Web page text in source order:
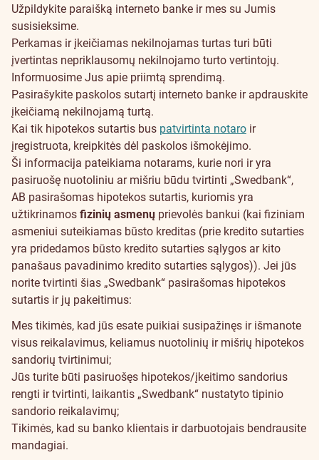
Užpildykite paraišką interneto banke ir mes su Jumis
susisieksime.
Perkamas ir įkeičiamas nekilnojamas turtas turi būti
įvertintas nepriklausomų nekilnojamo turto vertintojų.
Informuosime Jus apie priimtą sprendimą.
Pasirašykite paskolos sutartį interneto banke ir apdrauskite
įkeičiamą nekilnojamą turtą.
Kai tik hipotekos sutartis bus patvirtinta notaro ir
įregistruota, kreipkitės dėl paskolos išmokėjimo.
Ši informacija pateikiama notarams, kurie nori ir yra
pasiruošę nuotoliniu ar mišriu būdu tvirtinti „Swedbank“,
AB pasirašomas hipotekos sutartis, kuriomis yra
užtikrinamos fizinių asmenų prievolės bankui (kai fiziniam
asmeniui suteikiamas būsto kreditas (prie kredito sutarties
yra pridedamos būsto kredito sutarties sąlygos ar kito
panašaus pavadinimo kredito sutarties sąlygos)). Jei jūs
norite tvirtinti šias „Swedbank“ pasirašomas hipotekos
sutartis ir jų pakeitimus:
Mes tikimės, kad jūs esate puikiai susipažinęs ir išmanote
visus reikalavimus, keliamus nuotolinių ir mišrių hipotekos
sandorių tvirtinimui;
Jūs turite būti pasiruošęs hipotekos/įkeitimo sandorius
rengti ir tvirtinti, laikantis „Swedbank“ nustatyto tipinio
sandorio reikalavimų;
Tikimės, kad su banko klientais ir darbuotojais bendrausite
mandagiai.